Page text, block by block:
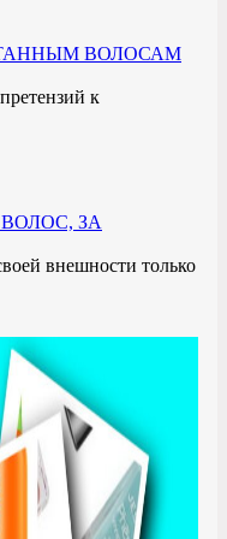
ВОЛОСАМ
к
ЗА
внешности только